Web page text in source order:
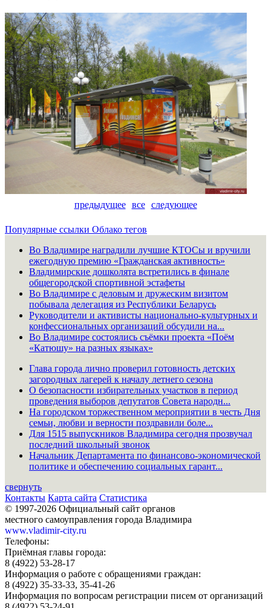
предыдущее все следующее
Популярные ссылки Облако тегов
Во Владимире наградили лучшие КТОСы и вручили
ежегодную премию «Гражданская активность»
Владимирские дошколята встретились в финале
общегородской спортивной эстафеты
Во Владимире с деловым и дружеским визитом
побывала делегация из Республики Беларусь
Руководители и активисты национально-культурных и
конфессиональных организаций обсудили на...
Во Владимире состоялись съёмки проекта «Поём
«Катюшу» на разных языках»
Глава города лично проверил готовность детских
загородных лагерей к началу летнего сезона
О безопасности избирательных участков в период
проведения выборов депутатов Совета народн...
На городском торжественном мероприятии в честь Дня
семьи, любви и верности поздравили боле...
Для 1515 выпускников Владимира сегодня прозвучал
последний школьный звонок
Начальник Департамента по финансово-экономической
политике и обеспечению социальных гарант...
свернуть
Контакты Карта сайта Статистика
© 1997-2026 Официальный сайт органов
местного самоуправления города Владимира
www.vladimir-city.ru
Телефоны:
Приёмная главы города:
8 (4922) 53-28-17
Информация о работе с обращениями граждан:
8 (4922) 35-33-33, 35-41-26
Информация по вопросам регистрации писем от организаций